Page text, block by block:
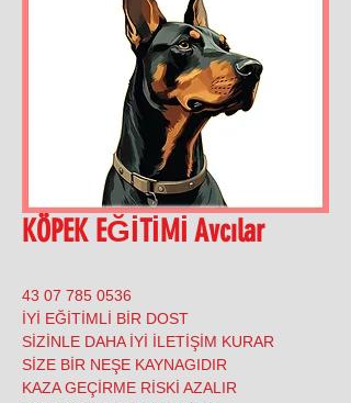
KÖPEK EĞİTİMİ Avcılar
0536 785 07 43
İYİ EĞİTİMLİ BİR DOST
SİZİNLE DAHA İYİ İLETİŞİM KURAR
SİZE BİR NEŞE KAYNAGIDIR
KAZA GEÇİRME RİSKİ AZALIR